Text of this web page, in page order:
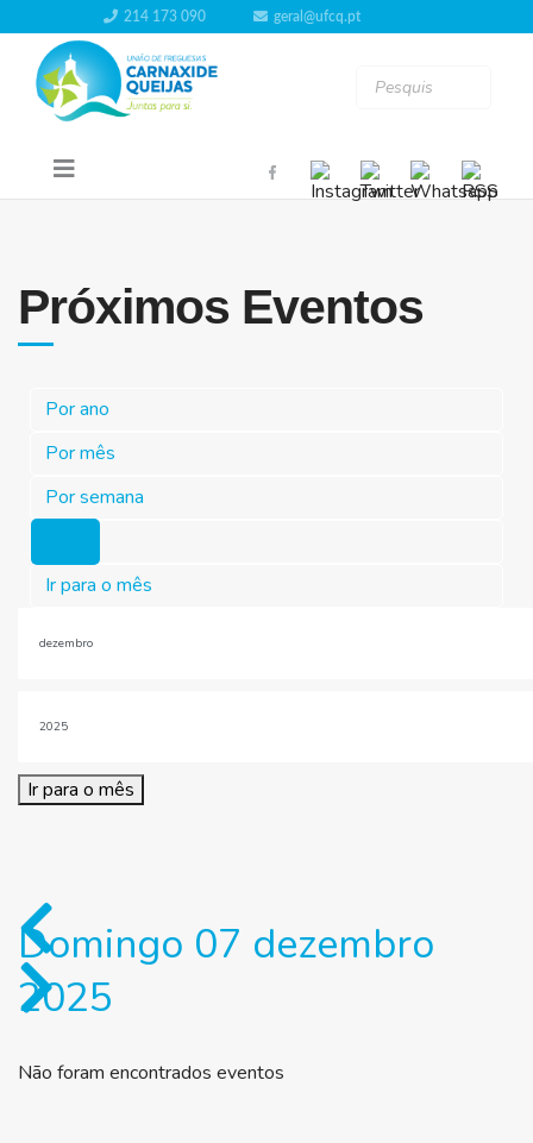
214 173 090 geral@ufcq.pt
Próximos Eventos
Por ano
Por mês
Por semana
Ir para o mês
Ir para o mês
Domingo 07 dezembro
2025
Não foram encontrados eventos